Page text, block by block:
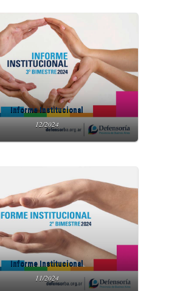
Informe Institucional
12/2024
Informe Institucional
11/2024